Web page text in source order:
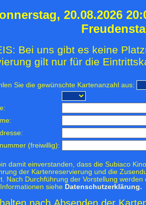
20.08.2026
Bei uns gibt es keine
gilt nur für die
Sie die gewünschte Kartenanzahl aus:
(freiwillig):
damit einverstanden, dass die Subiaco
der Kartenreservierung und die
Nach Durchführung der Vorstellung
siehe Datenschutzerklärung.